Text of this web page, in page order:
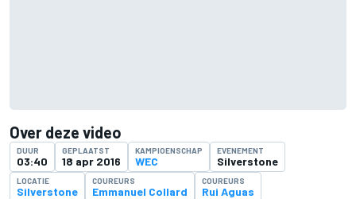
Over deze video
DUUR
03:40
GEPLAATST
18 apr 2016
KAMPIOENSCHAP
WEC
EVENEMENT
Silverstone
LOCATIE
Silverstone
COUREURS
Emmanuel Collard
COUREURS
Rui Aguas